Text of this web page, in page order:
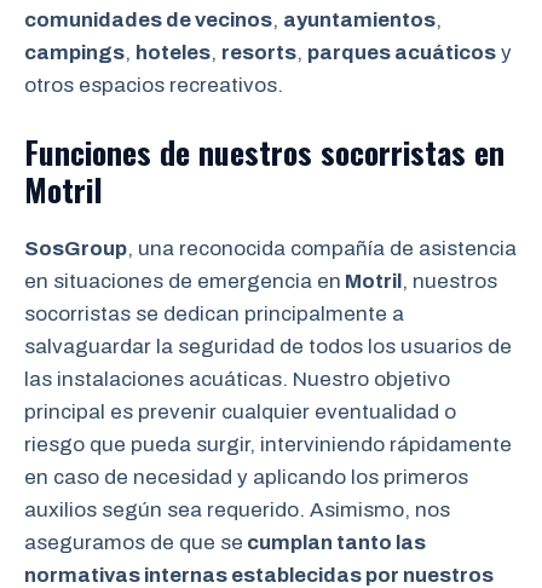
comunidades de vecinos, ayuntamientos,
campings, hoteles, resorts, parques acuáticos y
otros espacios recreativos.
Funciones de nuestros socorristas en
Motril
SosGroup, una reconocida compañía de asistencia
en situaciones de emergencia en Motril, nuestros
socorristas se dedican principalmente a
salvaguardar la seguridad de todos los usuarios de
las instalaciones acuáticas. Nuestro objetivo
principal es prevenir cualquier eventualidad o
riesgo que pueda surgir, interviniendo rápidamente
en caso de necesidad y aplicando los primeros
auxilios según sea requerido. Asimismo, nos
aseguramos de que se cumplan tanto las
normativas internas establecidas por nuestros